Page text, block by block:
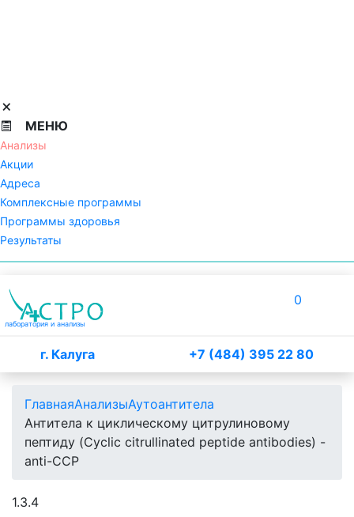
МЕНЮ
Анализы
Акции
Адреса
Комплексные программы
Программы здоровья
Результаты
лаборатория и анализы
г. Калуга +7 (484) 395 22 80
0
ГлавнаяАнализыАутоантитела
Антитела к циклическому цитрулиновому
пептиду (Cyclic citrullinated peptide antibodies) -
anti-CCP
1.3.4